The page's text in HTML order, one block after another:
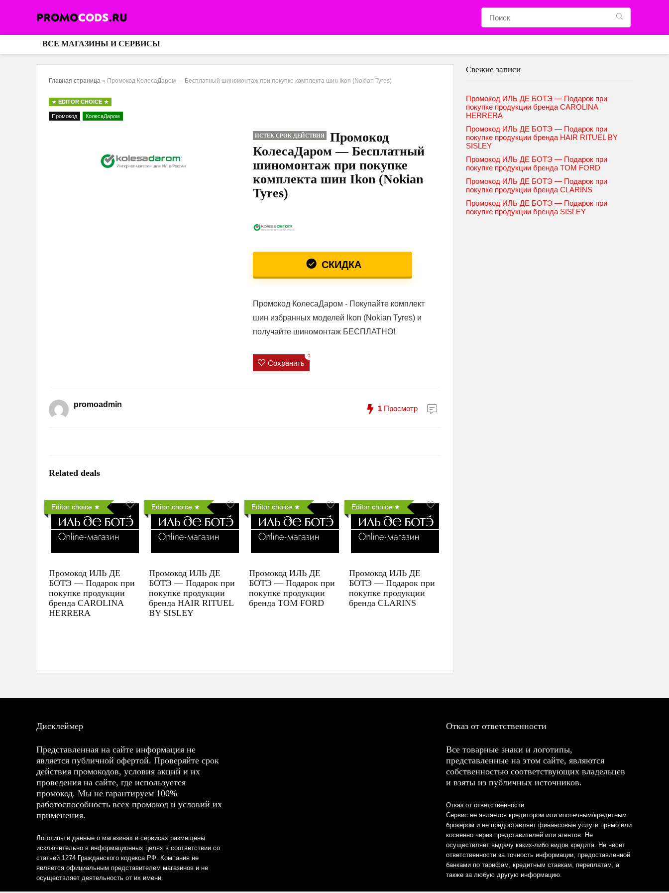
ВСЕ МАГАЗИНЫ И СЕРВИСЫ
Главная страница » Промокод КолесаДаром — Бесплатный шиномонтаж при покупке комплекта шин Ikon (Nokian Tyres)
EDITOR CHOICE
Промокод КолесаДаром
ИСТЕК СРОК ДЕЙСТВИЯ
Промокод
КолесаДаром — Бесплатный
шиномонтаж при покупке
комплекта шин Ikon (Nokian
Tyres)
СКИДКА
Промокод КолесаДаром - Покупайте комплект
шин избранных моделей Ikon (Nokian Tyres) и
получайте шиномонтаж БЕСПЛАТНО!
Сохранить
0
promoadmin 1 Просмотр
Related deals
Editor choice
Промокод ИЛЬ ДЕ
БОТЭ — Подарок при
покупке продукции
бренда CAROLINA
HERRERA
Editor choice
Промокод ИЛЬ ДЕ
БОТЭ — Подарок при
покупке продукции
бренда HAIR RITUEL
BY SISLEY
Editor choice
Промокод ИЛЬ ДЕ
БОТЭ — Подарок при
покупке продукции
бренда TOM FORD
Editor choice
Промокод ИЛЬ ДЕ
БОТЭ — Подарок при
покупке продукции
бренда CLARINS
Свежие записи
Промокод ИЛЬ ДЕ БОТЭ — Подарок при
покупке продукции бренда CAROLINA
HERRERA
Промокод ИЛЬ ДЕ БОТЭ — Подарок при
покупке продукции бренда HAIR RITUEL BY
SISLEY
Промокод ИЛЬ ДЕ БОТЭ — Подарок при
покупке продукции бренда TOM FORD
Промокод ИЛЬ ДЕ БОТЭ — Подарок при
покупке продукции бренда CLARINS
Промокод ИЛЬ ДЕ БОТЭ — Подарок при
покупке продукции бренда SISLEY
Дисклеймер
Представленная на сайте информация не
является публичной офертой. Проверяйте срок
действия промокодов, условия акций и их
проведения на сайте, где используется
промокод. Мы не гарантируем 100%
работоспособность всех промокод и условий их
применения.
Логотипы и данные о магазинах и сервисах размещены
исключительно в информационных целях в соответствии со
статьей 1274 Гражданского кодекса РФ. Компания не
является официальным представителем магазинов и не
осуществляет деятельность от их имени.
Отказ от ответственности
Все товарные знаки и логотипы,
представленные на этом сайте, являются
собственностью соответствующих владельцев
и взяты из публичных источников.
Отказ от ответственности:
Сервис не является кредитором или ипотечным/кредитным
брокером и не предоставляет финансовые услуги прямо или
косвенно через представителей или агентов. Не
осуществляет выдачу каких-либо видов кредита. Не несет
ответственности за точность информации, предоставленной
банками по тарифам, кредитным ставкам, переплатам, а
также за любую другую информацию.